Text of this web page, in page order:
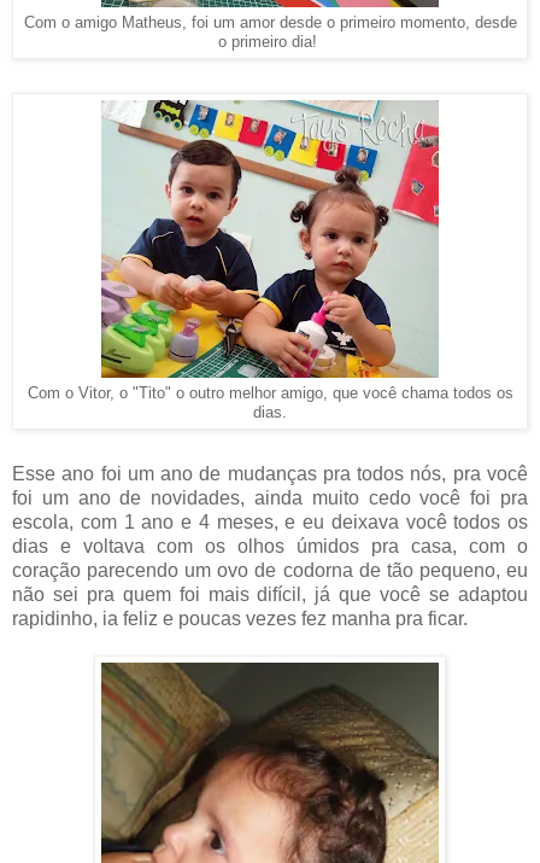
Com o amigo Matheus, foi um amor desde o primeiro momento, desde
o primeiro dia!
Com o Vitor, o "Tito" o outro melhor amigo, que você chama todos os
dias.
Esse ano foi um ano de mudanças pra todos nós, pra você
foi um ano de novidades, ainda muito cedo você foi pra
escola, com 1 ano e 4 meses, e eu deixava você todos os
dias e voltava com os olhos úmidos pra casa, com o
coração parecendo um ovo de codorna de tão pequeno, eu
não sei pra quem foi mais difícil, já que você se adaptou
rapidinho, ia feliz e poucas vezes fez manha pra ficar.